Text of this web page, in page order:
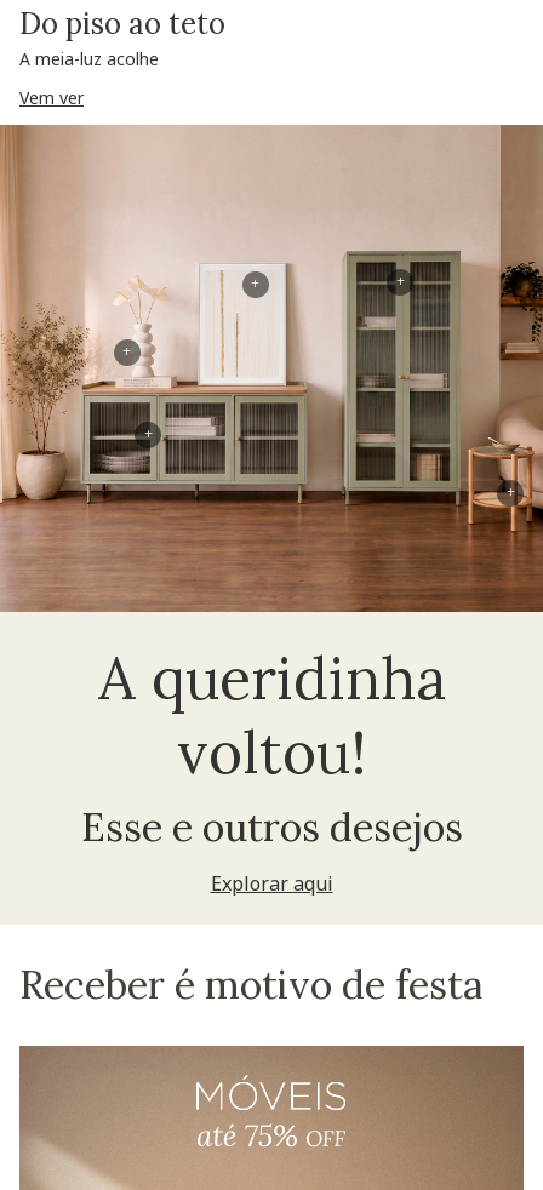
Do piso ao teto
A meia-luz acolhe
Vem ver
A queridinha
voltou!
Esse e outros desejos
Explorar aqui
+
+
+
+
+
Receber é motivo de festa